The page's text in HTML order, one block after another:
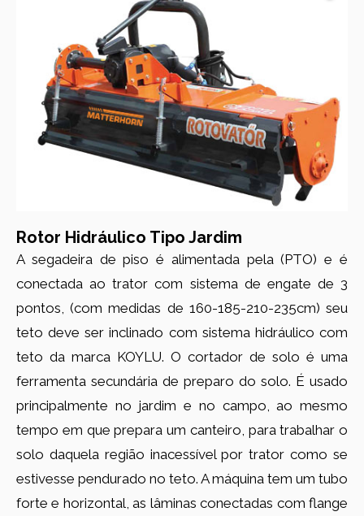
Rotor Hidráulico Tipo Jardim
A segadeira de piso é alimentada pela (PTO) e é
conectada ao trator com sistema de engate de 3
pontos, (com medidas de 160-185-210-235cm) seu
teto deve ser inclinado com sistema hidráulico com
teto da marca KOYLU. O cortador de solo é uma
ferramenta secundária de preparo do solo. É usado
principalmente no jardim e no campo, ao mesmo
tempo em que prepara um canteiro, para trabalhar o
solo daquela região inacessível por trator como se
estivesse pendurado no teto. A máquina tem um tubo
forte e horizontal, as lâminas conectadas com flange